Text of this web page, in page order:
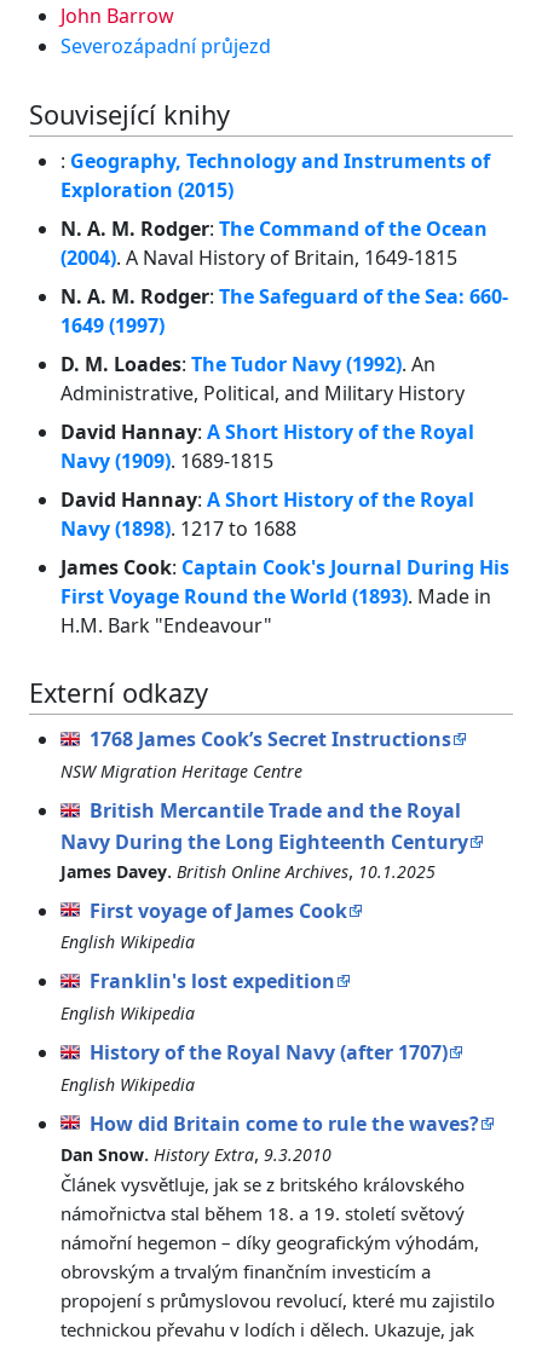
John Barrow
Severozápadní průjezd
Související knihy
: Geography, Technology and Instruments of
Exploration (2015)
N. A. M. Rodger: The Command of the Ocean
(2004). A Naval History of Britain, 1649-1815
N. A. M. Rodger: The Safeguard of the Sea: 660-
1649 (1997)
D. M. Loades: The Tudor Navy (1992). An
Administrative, Political, and Military History
David Hannay: A Short History of the Royal
Navy (1909). 1689-1815
David Hannay: A Short History of the Royal
Navy (1898). 1217 to 1688
James Cook: Captain Cook's Journal During His
First Voyage Round the World (1893). Made in
H.M. Bark "Endeavour"
Externí odkazy
1768 James Cook’s Secret Instructions
NSW Migration Heritage Centre
British Mercantile Trade and the Royal
Navy During the Long Eighteenth Century
James Davey. British Online Archives, 10.1.2025
First voyage of James Cook
English Wikipedia
Franklin's lost expedition
English Wikipedia
History of the Royal Navy (after 1707)
English Wikipedia
How did Britain come to rule the waves?
Dan Snow. History Extra, 9.3.2010
Článek vysvětluje, jak se z britského královského
námořnictva stal během 18. a 19. století světový
námořní hegemon – díky geografickým výhodám,
obrovským a trvalým finančním investicím a
propojení s průmyslovou revolucí, které mu zajistilo
technickou převahu v lodích i dělech. Ukazuje, jak